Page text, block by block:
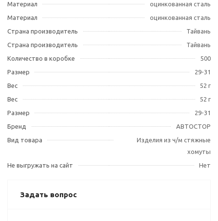
Материал
оцинкованная сталь
Материал
оцинкованная сталь
Страна производитель
Тайвань
Страна производитель
Тайвань
Количество в коробке
500
Размер
29-31
Вес
52 г
Вес
52 г
Размер
29-31
Бренд
АВТОСТОР
Вид товара
Изделия из ч/м стяжные
хомуты
Не выгружать на сайт
Нет
Задать вопрос